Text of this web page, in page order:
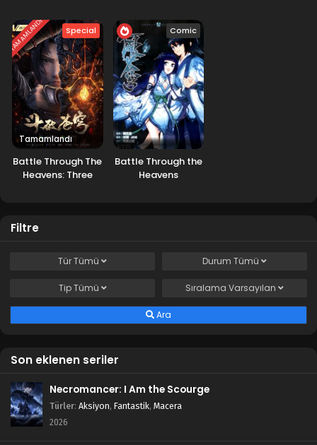
TAMAMLANDI Special
Tamamlandı
Battle Through The
Heavens: Three
Comic
Battle Through the
Heavens
Filtre
TürTümü Durum Tümü
TipTümü Sıralama Varsayılan
Ara
Son eklenen seriler
Necromancer: I Am the Scourge
Türler: Aksiyon, Fantastik, Macera
2026